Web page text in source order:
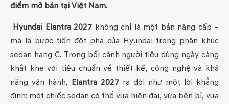
điểm mở bán tại Việt Nam.
Hyundai Elantra 2027 không chỉ là một bản nâng cấp –
mà là bước tiến đột phá của Hyundai trong phân khúc
sedan hạng C. Trong bối cảnh người tiêu dùng ngày càng
khắt khe với tiêu chuẩn về thiết kế, công nghệ và khả
năng vận hành, Elantra 2027 ra đời như một lời khẳng
định: một chiếc sedan có thể vừa hiện đại, vừa bền bỉ, vừa